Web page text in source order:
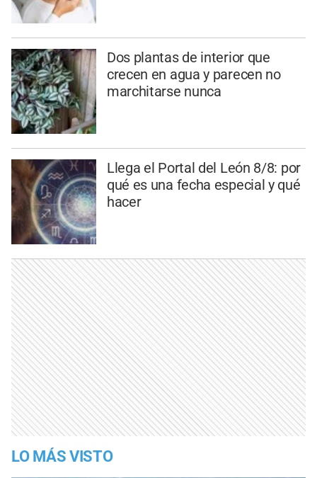
Dos plantas de interior que
crecen en agua y parecen no
marchitarse nunca
Llega el Portal del León 8/8: por
qué es una fecha especial y qué
hacer
LO MÁS VISTO